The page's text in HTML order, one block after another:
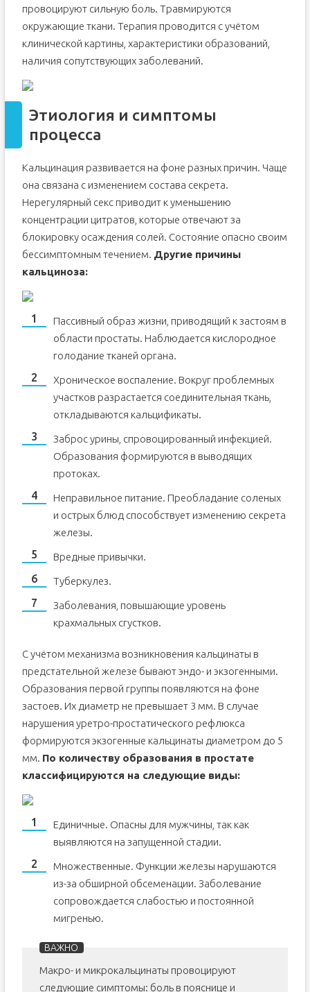
провоцируют сильную боль. Травмируются
окружающие ткани. Терапия проводится с учётом
клинической картины, характеристики образований,
наличия сопутствующих заболеваний.
Этиология и симптомы
процесса
Кальцинация развивается на фоне разных причин. Чаще
она связана с изменением состава секрета.
Нерегулярный секс приводит к уменьшению
концентрации цитратов, которые отвечают за
блокировку осаждения солей. Состояние опасно своим
бессимптомным течением. Другие причины
кальциноза:
Пассивный образ жизни, приводящий к застоям в
области простаты. Наблюдается кислородное
голодание тканей органа.
Хроническое воспаление. Вокруг проблемных
участков разрастается соединительная ткань,
откладываются кальцификаты.
Заброс урины, спровоцированный инфекцией.
Образования формируются в выводящих
протоках.
Неправильное питание. Преобладание соленых
и острых блюд способствует изменению секрета
железы.
Вредные привычки.
Туберкулез.
Заболевания, повышающие уровень
крахмальных сгустков.
С учётом механизма возникновения кальцинаты в
предстательной железе бывают эндо- и экзогенными.
Образования первой группы появляются на фоне
застоев. Их диаметр не превышает 3 мм. В случае
нарушения уретро-простатического рефлюкса
формируются экзогенные кальцинаты диаметром до 5
мм. По количеству образования в простате
классифицируются на следующие виды:
Единичные. Опасны для мужчины, так как
выявляются на запущенной стадии.
Множественные. Функции железы нарушаются
из-за обширной обсеменации. Заболевание
сопровождается слабостью и постоянной
мигренью.
Макро- и микрокальцинаты провоцируют
следующие симптомы: боль в пояснице и